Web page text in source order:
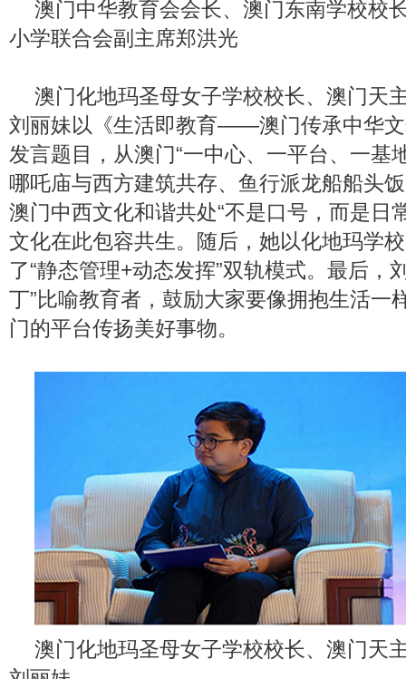
澳门中华教育会会长、澳门东南学校校
小学联合会副主席郑洪光
澳门化地玛圣母女子学校校长、澳门天
刘丽妹以《生活即教育——澳门传承中华
发言题目，从澳门“一中心、一平台、一基
哪吒庙与西方建筑共存、鱼行派龙船船头
澳门中西文化和谐共处“不是口号，而是日
文化在此包容共生。随后，她以化地玛学
了“静态管理+动态发挥”双轨模式。最后，
丁”比喻教育者，鼓励大家要像拥抱生活一
门的平台传扬美好事物。
澳门化地玛圣母女子学校校长、澳门天